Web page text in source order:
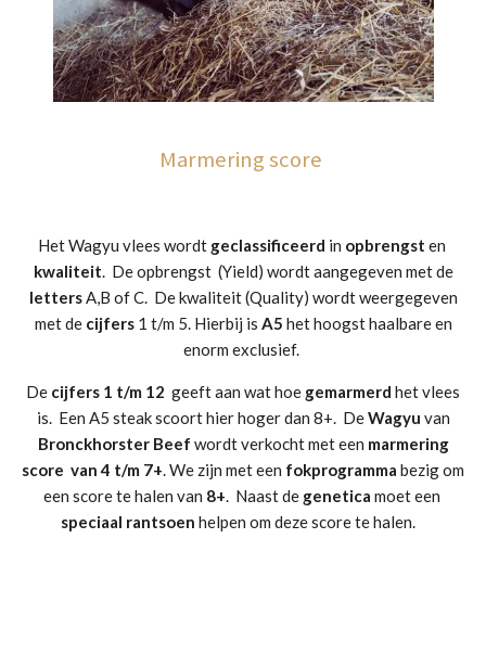
Marmering score
Het Wagyu vlees wordt geclassificeerd in opbrengst en
kwaliteit. De opbrengst (Yield) wordt aangegeven met de
lettersA,B of C. De kwaliteit (Quality) wordt weergegeven
met de cijfers1 t/m 5. Hierbij is A5 het hoogst haalbare en
enorm exclusief.
De cijfers 1 t/m 12 geeft aan wat hoe gemarmerd het vlees
is. Een A5 steak scoort hier hoger dan 8+. DeWagyu van
Bronckhorster Beef wordt verkocht met een marmering
score van 4 t/m 7+. We zijn met een fokprogramma bezig om
een score te halen van 8+. Naast de genetica moet een
speciaal rantsoen helpen om deze score te halen.